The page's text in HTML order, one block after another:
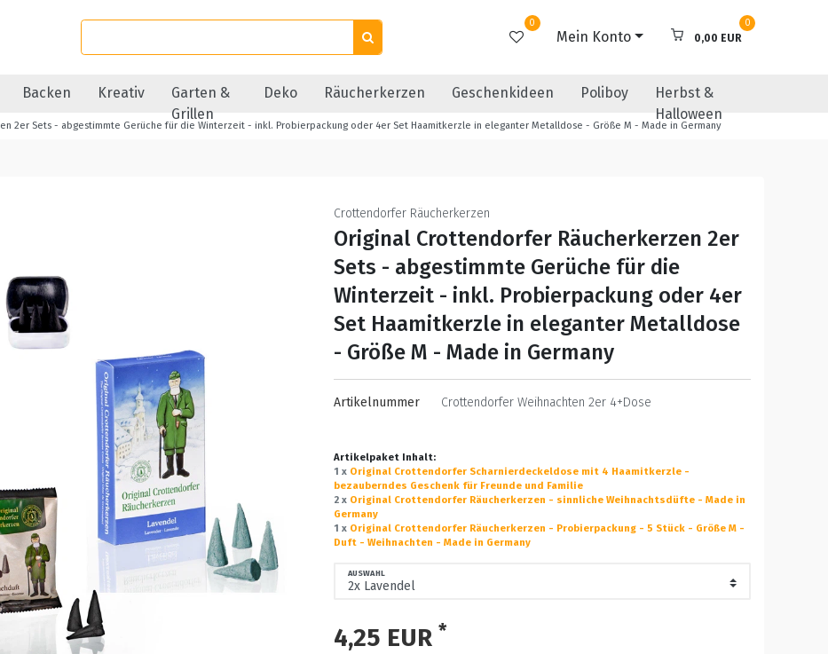
0
Mein Konto
0
0,00 EUR
Backen Kreativ
Garten &
Grillen
Deko Räucherkerzen Geschenkideen Poliboy
Herbst &
Halloween
2er Sets - abgestimmte Gerüche für die Winterzeit - inkl. Probierpackung oder 4er Set Haamitkerzle in eleganter Metalldose - Größe M - Made in Germany
Crottendorfer Räucherkerzen
Original Crottendorfer Räucherkerzen 2er
Sets - abgestimmte Gerüche für die
Winterzeit - inkl. Probierpackung oder 4er
Set Haamitkerzle in eleganter Metalldose
- Größe M - Made in Germany
Artikelnummer Crottendorfer Weihnachten 2er 4+Dose
Artikelpaket Inhalt:
1 x Original Crottendorfer Scharnierdeckeldose mit 4 Haamitkerzle -
bezauberndes Geschenk für Freunde und Familie
2 x Original Crottendorfer Räucherkerzen - sinnliche Weihnachtsdüfte - Made in
Germany
1 x Original Crottendorfer Räucherkerzen - Probierpackung - 5 Stück - Größe M -
Duft - Weihnachten - Made in Germany
AUSWAHL
4,25 EUR *